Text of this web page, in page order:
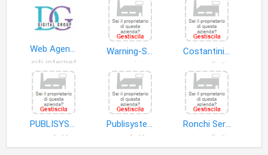
Web Agency
siti internet
Warning-Studio Comunicazione S.n.c. di Sarazzi Stefano e Guida Fabio
servizi
Costantini Antonio
giornalisti
PUBLISYSTEM SRL
prodotti
Publisystem S.r.l
prodotti
Ronchi Sergio
giornalisti